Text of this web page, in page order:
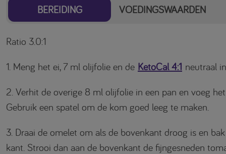
BEREIDING VOEDINGSWAARDEN
Ratio 3.0:1
1. Meng het ei, 7 ml olijfolie en de KetoCal 4:1 neutraal
2. Verhit de overige 8 ml olijfolie in een pan en voeg
Gebruik een spatel om de kom goed leeg te maken.
3. Draai de omelet om als de bovenkant droog is en
kant. Strooi dan aan de bovenkant de fijngesneden